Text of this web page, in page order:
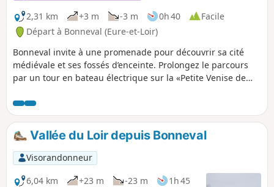
2,31 km
+3 m -3 m 0h 40
Facile
Départ à Bonneval (Eure-et-Loir)
Bonneval invite à une promenade pour découvrir sa cité
médiévale et ses fossés d’enceinte. Prolongez le parcours
par un tour en bateau électrique sur la «Petite Venise de
d’eau.
Vallée du Loir depuis Bonneval
Visorandonneur
6,04 km
+23 m -23 m
1h 45